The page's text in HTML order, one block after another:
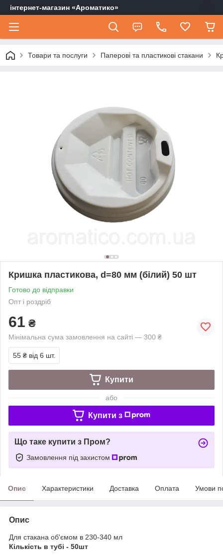
інтернет-магазин «Ароматико»
Товари та послуги Паперові та пластикові стакани
Кришка пластикова, d=80 мм (білий) 50 шт
Готово до відправки
Опт і роздріб
61 ₴
Мінімальна сума замовлення на сайті — 300 ₴
55 ₴ від 6 шт.
Купити
або
Купити з
Що таке купити з Пром?
Замовлення під захистом
Опис Характеристики Доставка Оплата Умови
Опис
Для стакана об'ємом в 230-340 мл
Кількість в тубі - 50шт